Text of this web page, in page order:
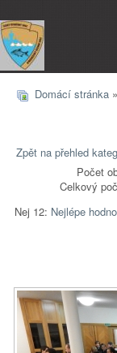
Domácí stránka »
Zpět na přehled
Počet
Celkový
Nej 12: Nejlépe